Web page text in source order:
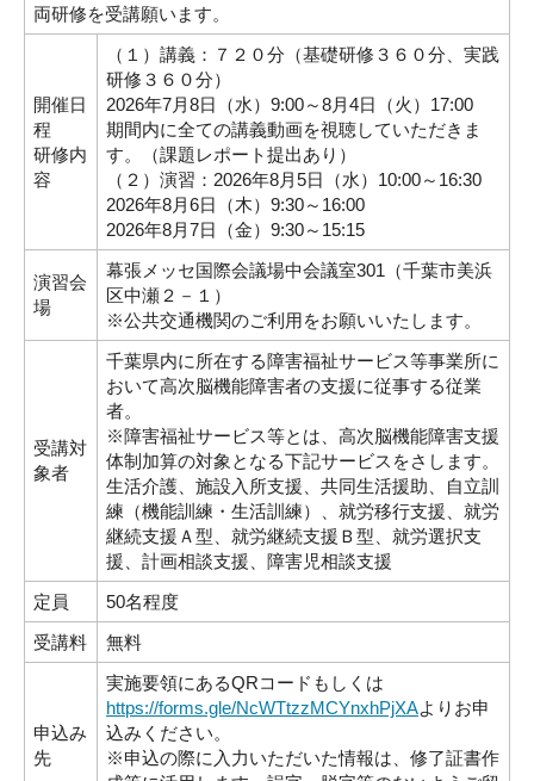
両研修を受講願います。
開催日
程
研修内
容
（１）講義：７２０分（基礎研修３６０分、実践
研修３６０分）
2026年7月8日（水）9:00～8月4日（火）17:00
期間内に全ての講義動画を視聴していただきま
す。（課題レポート提出あり）
（２）演習：2026年8月5日（水）10:00～16:30
2026年8月6日（木）9:30～16:00
2026年8月7日（金）9:30～15:15
演習会
場
幕張メッセ国際会議場中会議室301（千葉市美浜
区中瀬２－１）
※公共交通機関のご利用をお願いいたします。
受講対
象者
千葉県内に所在する障害福祉サービス等事業所に
おいて高次脳機能障害者の支援に従事する従業
者。
※障害福祉サービス等とは、高次脳機能障害支援
体制加算の対象となる下記サービスをさします。
生活介護、施設入所支援、共同生活援助、自立訓
練（機能訓練・生活訓練）、就労移行支援、就労
継続支援Ａ型、就労継続支援Ｂ型、就労選択支
援、計画相談支援、障害児相談支援
定員
50名程度
受講料
無料
申込み
先
実施要領にあるQRコードもしくは
https://forms.gle/NcWTtzzMCYnxhPjXAよりお申
込みください。
※申込の際に入力いただいた情報は、修了証書作